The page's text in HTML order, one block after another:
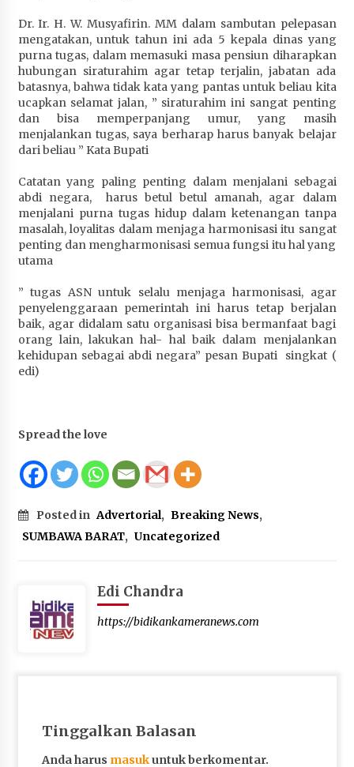
Dr. Ir. H. W. Musyafirin. MM dalam sambutan pelepasan
mengatakan, untuk tahun ini ada 5 kepala dinas yang
purna tugas, dalam memasuki masa pensiun diharapkan
hubungan siraturahim agar tetap terjalin, jabatan ada
batasnya, bahwa tidak kata yang pantas untuk beliau kita
ucapkan selamat jalan, ” siraturahim ini sangat penting
dan bisa memperpanjang umur, yang masih
menjalankan tugas, saya berharap harus banyak belajar
dari beliau ” Kata Bupati
Catatan yang paling penting dalam menjalani sebagai
abdi negara, harus betul betul amanah, agar dalam
menjalani purna tugas hidup dalam ketenangan tanpa
masalah, loyalitas dalam menjaga harmonisasi itu sangat
penting dan mengharmonisasi semua fungsi itu hal yang
utama
” tugas ASN untuk selalu menjaga harmonisasi, agar
penyelenggaraan pemerintah ini harus tetap berjalan
baik, agar didalam satu organisasi bisa bermanfaat bagi
orang lain, lakukan hal- hal baik dalam menjalankan
kehidupan sebagai abdi negara” pesan Bupati singkat (
edi)
Spread the love
Posted in Advertorial, Breaking News,
SUMBAWA BARAT, Uncategorized
Edi Chandra
https://bidikankameranews.com
Tinggalkan Balasan
Anda harus masukuntuk berkomentar.